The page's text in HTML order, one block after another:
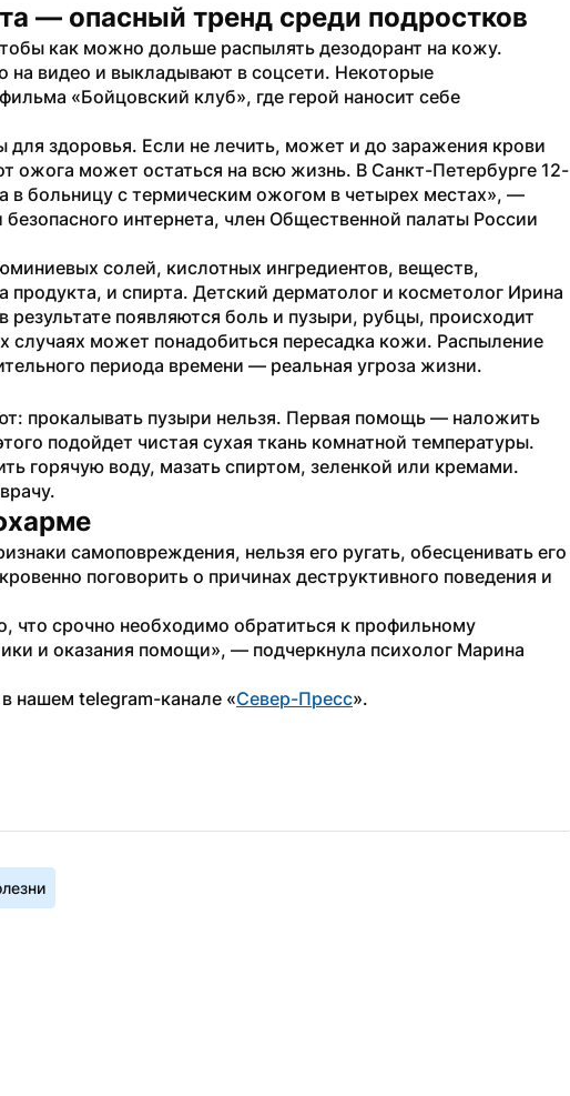
— опасный тренд среди подростков
как можно дольше распылять дезодорант на кожу.
на видео и выкладывают в соцсети. Некоторые
«Бойцовский клуб», где герой наносит себе
для здоровья. Если не лечить, может и до заражения крови
ожога может остаться на всю жизнь. В Санкт-Петербурге 12-
в больницу с термическим ожогом в четырех местах», —
интернета, член Общественной палаты России
солей, кислотных ингредиентов, веществ,
продукта, и спирта. Детский дерматолог и косметолог Ирина
результате появляются боль и пузыри, рубцы, происходит
случаях может понадобиться пересадка кожи. Распыление
периода времени — реальная угроза жизни.
прокалывать пузыри нельзя. Первая помощь — наложить
подойдет чистая сухая ткань комнатной температуры.
горячую воду, мазать спиртом, зеленкой или кремами.
самоповреждения, нельзя его ругать, обесценивать его
поговорить о причинах деструктивного поведения и
что срочно необходимо обратиться к профильному
и оказания помощи», — подчеркнула психолог Марина
нашем telegram-канале «Север-Пресс».